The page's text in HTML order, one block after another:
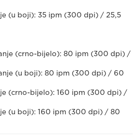
(u boji): 35 ipm (300 dpi) / 25,5
(crno-bijelo): 80 ipm (300 dpi) /
(u boji): 80 ipm (300 dpi) / 60
(crno-bijelo): 160 ipm (300 dpi) /
(u boji): 160 ipm (300 dpi) / 80